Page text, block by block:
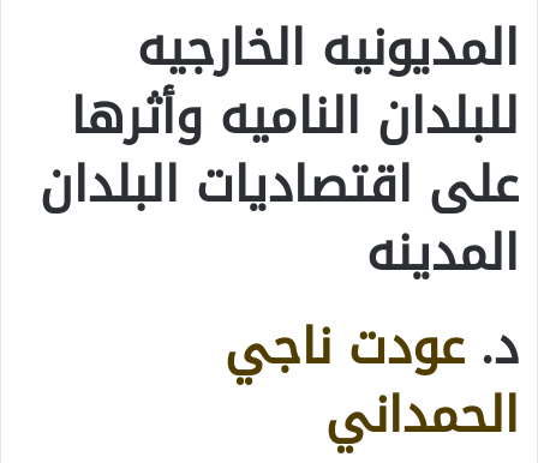
المديونيه الخارجيه
للبلدان الناميه وأثرها
على اقتصاديات البلدان
المدينه
د.عودت ناجي
الحمداني